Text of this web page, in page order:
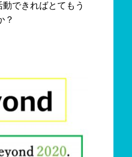
できればとてもう
？